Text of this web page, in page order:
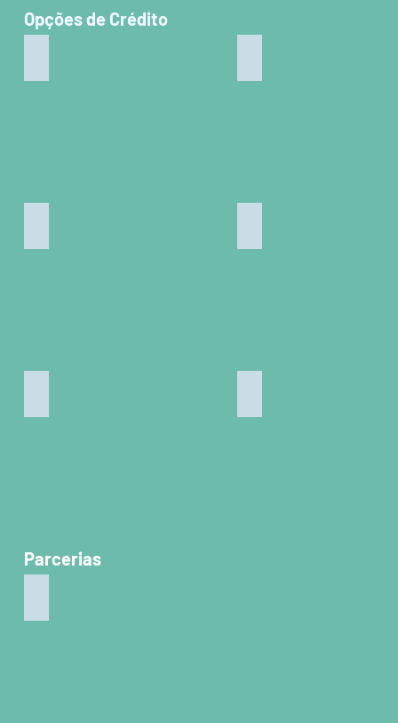
Opções de Crédito
Parcerias